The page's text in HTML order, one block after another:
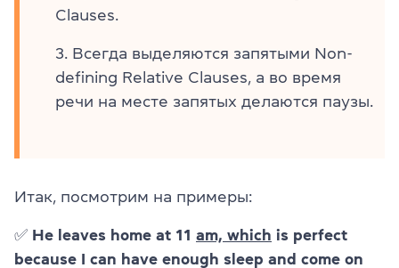
Clauses.
Всегда выделяются запятыми Non-
defining Relative Clauses, а во время
речи на месте запятых делаются паузы.
Итак, посмотрим на примеры:
✅ He leaves home at 11 am, which is perfect
because I can have enough sleep and come on